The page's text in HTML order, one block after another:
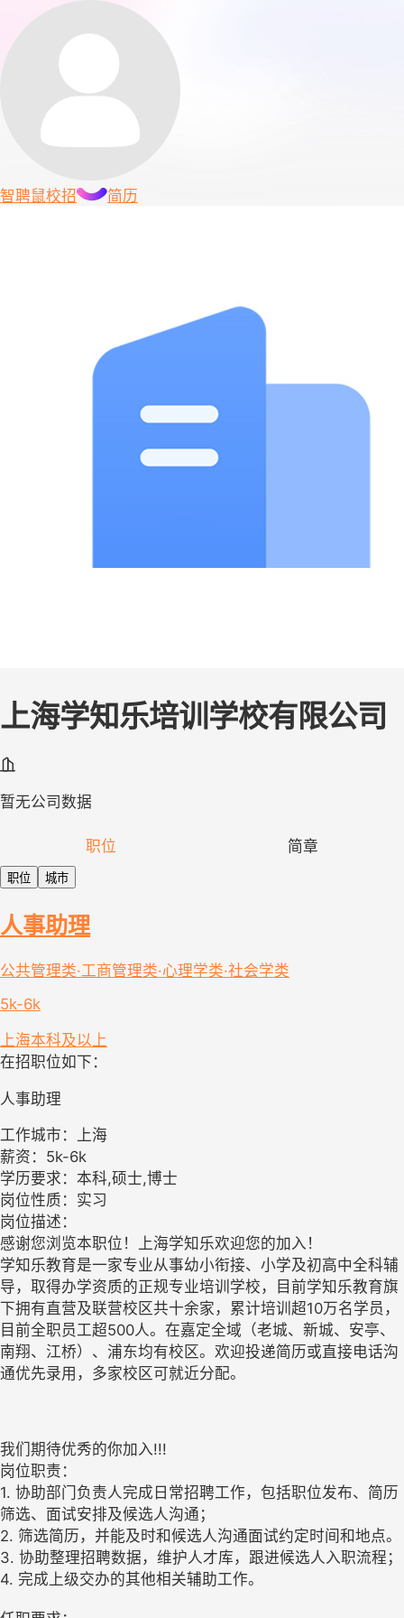
智聘鼠校招 简历
上海学知乐培训学校有限公司
暂无公司数据
职位 简章
职位 城市
人事助理
公共管理类·工商管理类·心理学类·社会学类
5k-6k
上海本科及以上
在招职位如下：
人事助理
工作城市：上海
薪资：5k-6k
学历要求：本科,硕士,博士
岗位性质：实习
岗位描述：
感谢您浏览本职位！上海学知乐欢迎您的加入！
学知乐教育是一家专业从事幼小衔接、小学及初高中全科辅
导，取得办学资质的正规专业培训学校，目前学知乐教育旗
下拥有直营及联营校区共十余家，累计培训超10万名学员，
目前全职员工超500人。在嘉定全域（老城、新城、安亭、
南翔、江桥）、浦东均有校区。欢迎投递简历或直接电话沟
通优先录用，多家校区可就近分配。
我们期待优秀的你加入!!!
岗位职责：
1. 协助部门负责人完成日常招聘工作，包括职位发布、简历
筛选、面试安排及候选人沟通；
2. 筛选简历，并能及时和候选人沟通面试约定时间和地点。
3. 协助整理招聘数据，维护人才库，跟进候选人入职流程；
4. 完成上级交办的其他相关辅助工作。